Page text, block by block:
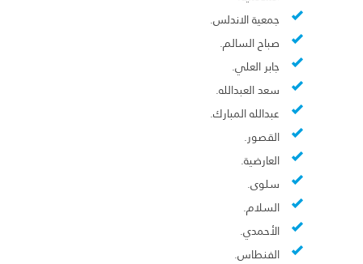
جمعية الاندلس.
صباح السالم.
جابر العلي.
سعد العبدالله.
عبدالله المبارك.
القصور.
العارضية.
سلوى.
السلام.
الأحمدي.
الفنطاس.